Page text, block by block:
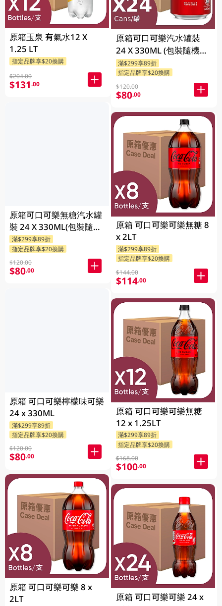
原箱玉泉 有氣水12 X
1.25 LT
指定品牌享$20換購
$204.00
$131.00
原箱可口可樂無糖汽水罐
裝 24 X 330ML(包裝隨機
發送)
滿$299享89折
指定品牌享$20換購
$120.00
$80.00
原箱 可口可樂檸檬味可樂
24 x 330ML
滿$299享89折
指定品牌享$20換購
$120.00
$80.00
原箱 可口可樂可樂 8 x
2LT
原箱可口可樂汽水罐裝
24 X 330ML (包裝隨機發
送)
滿$299享89折
指定品牌享$20換購
$120.00
$80.00
原箱 可口可樂可樂無糖 8
x 2LT
滿$299享89折
指定品牌享$20換購
$144.00
$114.00
原箱 可口可樂可樂無糖
12 x 1.25LT
滿$299享89折
指定品牌享$20換購
$168.00
$100.00
原箱 可口可樂可樂 24 x